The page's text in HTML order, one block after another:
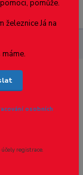
Menu
10ks -
pomůže.
železnice Já na
osobních
účely registrace.